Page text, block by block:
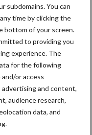
subdomains. You can
time by clicking the
bottom of your screen.
to providing you
experience. The
for the following
or access
advertising and content,
audience research,
data, and
Ligbox &
Voerhekken